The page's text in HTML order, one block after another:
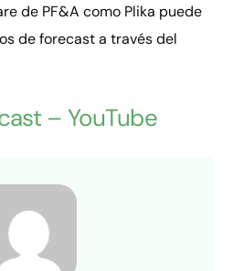
de PF&A como Plika puede
de forecast a través del
– YouTube